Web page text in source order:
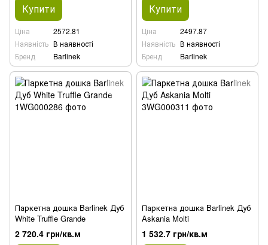
Купити
Ціна
2572.81
Наявність В наявності
Бренд
Barlinek
Купити
Ціна
2497.87
Наявність В наявності
Бренд
Barlinek
Паркетна дошка Barlinek Дуб
White Truffle Grande
2 720.4 грн/кв.м
Паркетна дошка Barlinek Дуб
Askania Molti
1 532.7 грн/кв.м